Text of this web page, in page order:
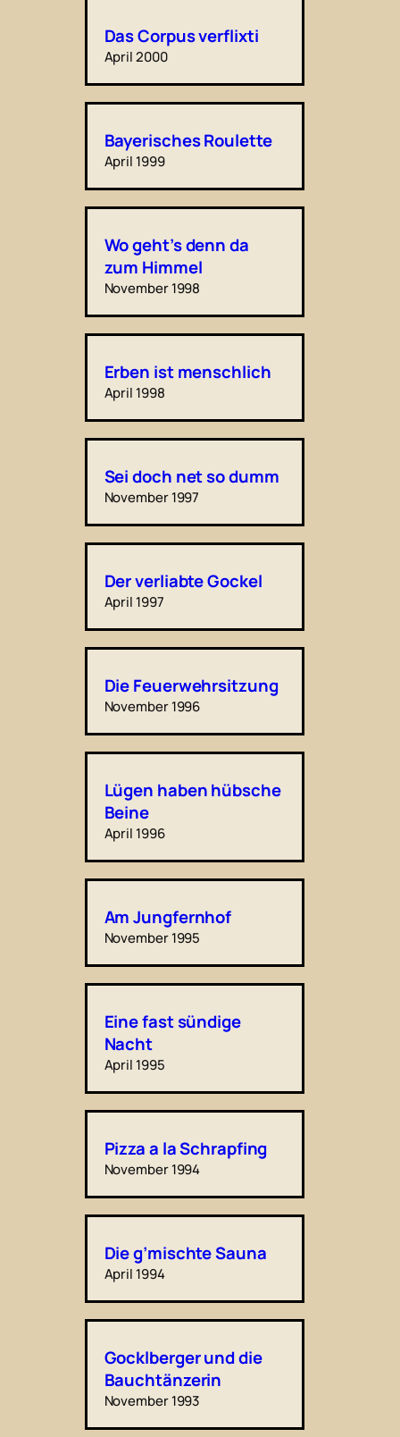
Das Corpus verflixti
April 2000
Bayerisches Roulette
April 1999
Wo geht’s denn da
zum Himmel
November 1998
Erben ist menschlich
April 1998
Sei doch net so dumm
November 1997
Der verliabte Gockel
April 1997
Die Feuerwehrsitzung
November 1996
Lügen haben hübsche
Beine
April 1996
Am Jungfernhof
November 1995
Eine fast sündige
Nacht
April 1995
Pizza a la Schrapfing
November 1994
Die g’mischte Sauna
April 1994
Gocklberger und die
Bauchtänzerin
November 1993